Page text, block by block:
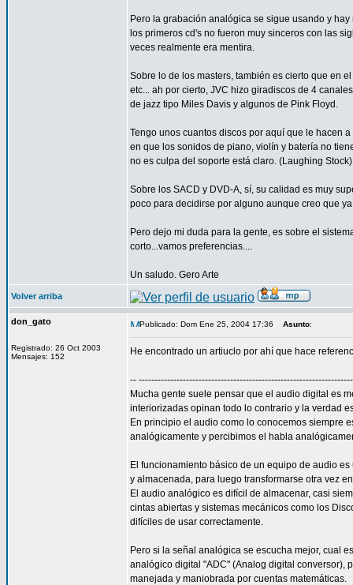
Pero la grabación analógica se sigue usando y
los primeros cd's no fueron muy sinceros con las
veces realmente era mentira.
Sobre lo de los masters, también es cierto que en
etc... ah por cierto, JVC hizo giradiscos de 4
de jazz tipo Miles Davis y algunos de Pink Floyd.
Tengo unos cuantos discos por aquí que le hacen
en que los sonidos de piano, violín y batería no
no es culpa del soporte está claro. (Laughing
Sobre los SACD y DVD-A, sí, su calidad es muy
poco para decidirse por alguno aunque creo que
Pero dejo mi duda para la gente, es sobre el
corto...vamos preferencias....
Un saludo. Gero Arte
Volver arriba
don_gato
Registrado: 26 Oct 2003
Mensajes: 152
Publicado: Dom Ene 25, 2004 17:36 Asunto:
He encontrado un artiuclo por ahí que hace
--
Mucha gente suele pensar que el audio digital es
interiorizadas opinan todo lo contrario y la verdad
En principio el audio como lo conocemos siempre
analógicamente y percibimos el habla
El funcionamiento básico de un equipo de audio
y almacenada, para luego transformarse otra vez
El audio analógico es difícil de almacenar, casi
cintas abiertas y sistemas mecánicos como los
difíciles de usar correctamente.
Pero si la señal analógica se escucha mejor, cual
analógico digital "ADC" (Analog digital conversor),
manejada y maniobrada por cuentas matemáticas.